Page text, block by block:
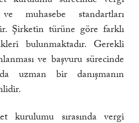
muhasebe standartları
Şirketin türüne göre farklı
bulunmaktadır. Gerekli
ve başvuru sürecinde
uzman bir danışmanın
kurulumu sırasında vergi